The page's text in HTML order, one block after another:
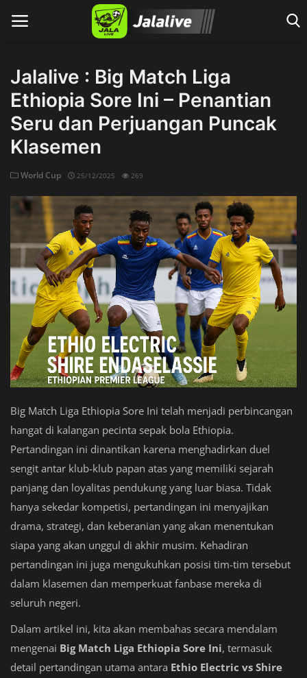
Home
Jalalive : Big Match Liga
Ethiopia Sore Ini – Penantian
Seru dan Perjuangan Puncak
Klasemen
World Cup 25/12/2025 269
Big Match Liga Ethiopia Sore Ini telah menjadi perbincangan
hangat di kalangan pecinta sepak bola Ethiopia.
Pertandingan ini dinantikan karena menghadirkan duel
sengit antar klub-klub papan atas yang memiliki sejarah
panjang dan loyalitas pendukung yang luar biasa. Tidak
hanya sekedar kompetisi, pertandingan ini menyajikan
drama, strategi, dan keberanian yang akan menentukan
siapa yang akan unggul di akhir musim. Kehadiran
pertandingan ini juga mengukuhkan posisi tim-tim tersebut
dalam klasemen dan memperkuat fanbase mereka di
seluruh negeri.
Dalam artikel ini, kita akan membahas secara mendalam
mengenai Big Match Liga Ethiopia Sore Ini, termasuk
detail pertandingan utama antara Ethio Electric vs Shire